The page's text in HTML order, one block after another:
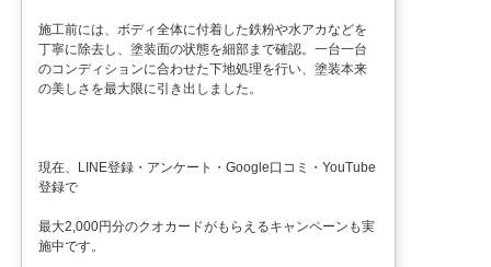
施工前には、ボディ全体に付着した鉄粉や水アカなどを
丁寧に除去し、塗装面の状態を細部まで確認。一台一台
のコンディションに合わせた下地処理を行い、塗装本来
の美しさを最大限に引き出しました。
現在、LINE登録・アンケート・Google口コミ・YouTube
登録で
最大2,000円分のクオカードがもらえるキャンペーンも実
施中です。